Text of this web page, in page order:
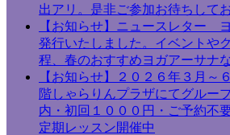
出アリ。是非ご参加お待ちして
【お知らせ】ニュースレター
発行いたしました。イベントや
程、春のおすすめヨガアーサナ
【お知らせ】２０２６年３月～
階しゃらりんプラザにてグルー
内・初回１０００円・ご予約不
定期レッスン開催中